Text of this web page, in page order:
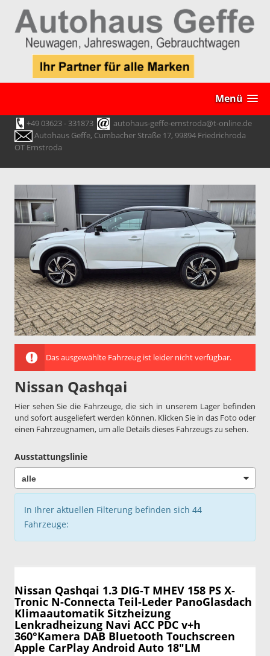
Menü
+49 03623 - 331873
autohaus-geffe-ernstroda@t-online.de
Autohaus Geffe, Cumbacher Straße 17, 99894 Friedrichroda
OT Ernstroda
Das ausgewählte Fahrzeug ist leider nicht verfügbar.
Nissan Qashqai
Hier sehen Sie die Fahrzeuge, die sich in unserem Lager befinden
und sofort ausgeliefert werden können. Klicken Sie in das Foto oder
einen Fahrzeugnamen, um alle Details dieses Fahrzeugs zu sehen.
Ausstattungslinie
In Ihrer aktuellen Filterung befinden sich 44
Fahrzeuge:
Nissan Qashqai 1.3 DIG-T MHEV 158 PS X-
Tronic N-Connecta Teil-Leder PanoGlasdach
Klimaautomatik Sitzheizung
Lenkradheizung Navi ACC PDC v+h
360°Kamera DAB Bluetooth Touchscreen
Apple CarPlay Android Auto 18"LM